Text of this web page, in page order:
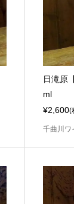
日滝原
ml
¥2,600(
千曲川ワ